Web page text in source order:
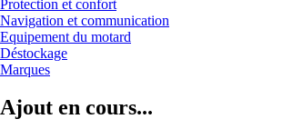
Protection et confort
Navigation et communication
Equipement du motard
Déstockage
Marques
Ajout en cours...